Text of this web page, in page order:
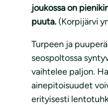
joukossa on
puuta. (Korpijärvi
Turpeen ja
seospoltossa
vaihtelee paljon.
ainepitoisuudet
erityisesti